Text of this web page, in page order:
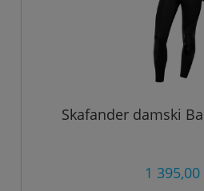
Skafander damski
1 395,00